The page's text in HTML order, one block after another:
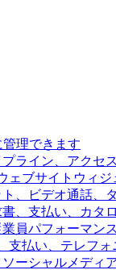
理できます
ライン、アクセ
ェブサイトウィ
、ビデオ通話、
書、支払い、カタ
員パフォーマン
支払い、テレフ
ーシャルメディ